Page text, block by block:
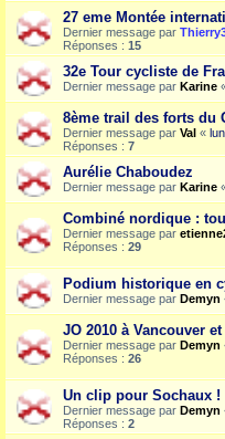
27 eme Montée
Dernier message par
Réponses : 15
32e Tour cycliste de
Dernier message par Karine
8ème trail des forts du
Dernier message par Val «
Réponses : 7
Aurélie Chaboudez
Dernier message par Karine
Combiné nordique :
Dernier message par
Réponses : 29
Podium historique en
Dernier message par Demyn
JO 2010 à Vancouver
Dernier message par Demyn
Réponses : 26
Un clip pour Sochaux !
Dernier message par Demyn
Réponses : 2